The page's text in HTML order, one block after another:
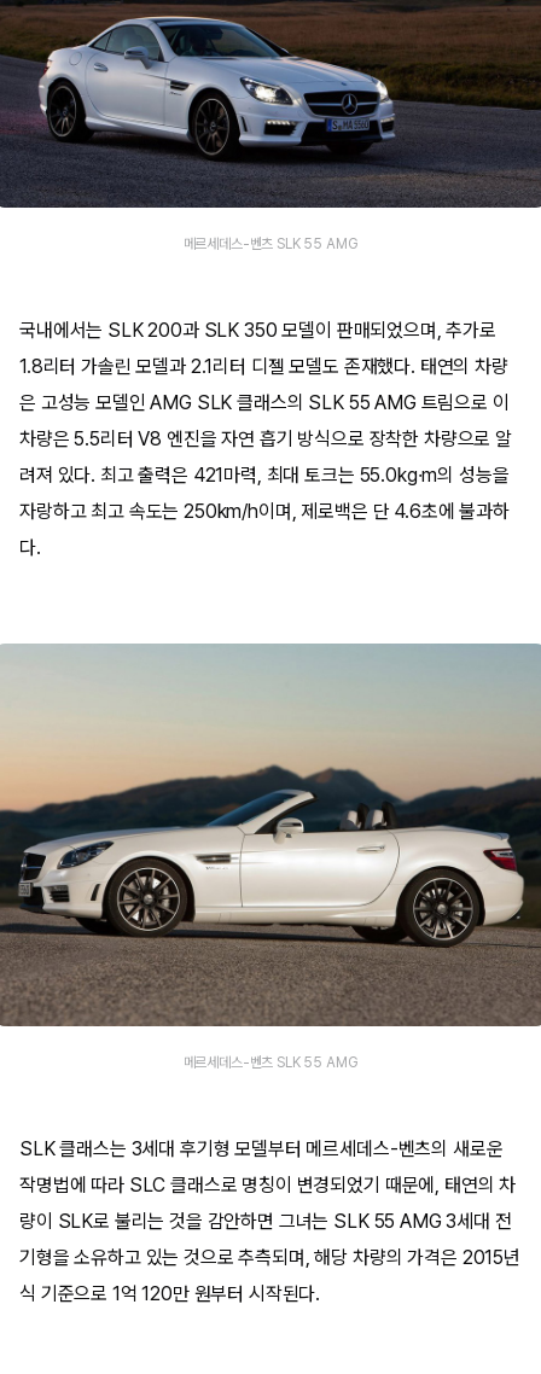
메르세데스-벤츠 SLK 55 AMG
국내에서는 SLK 200과 SLK 350 모델이 판매되었으며, 추가로
1.8리터 가솔린 모델과 2.1리터 디젤 모델도 존재했다. 태연의 차량
은 고성능 모델인 AMG SLK 클래스의 SLK 55 AMG 트림으로 이
차량은 5.5리터 V8 엔진을 자연 흡기 방식으로 장착한 차량으로 알
려져 있다. 최고 출력은 421마력, 최대 토크는 55.0kg·m의 성능을
자랑하고 최고 속도는 250km/h이며, 제로백은 단 4.6초에 불과하
다.
메르세데스-벤츠 SLK 55 AMG
SLK 클래스는 3세대 후기형 모델부터 메르세데스-벤츠의 새로운
작명법에 따라 SLC 클래스로 명칭이 변경되었기 때문에, 태연의 차
량이 SLK로 불리는 것을 감안하면 그녀는 SLK 55 AMG 3세대 전
기형을 소유하고 있는 것으로 추측되며, 해당 차량의 가격은 2015년
식 기준으로 1억 120만 원부터 시작된다.